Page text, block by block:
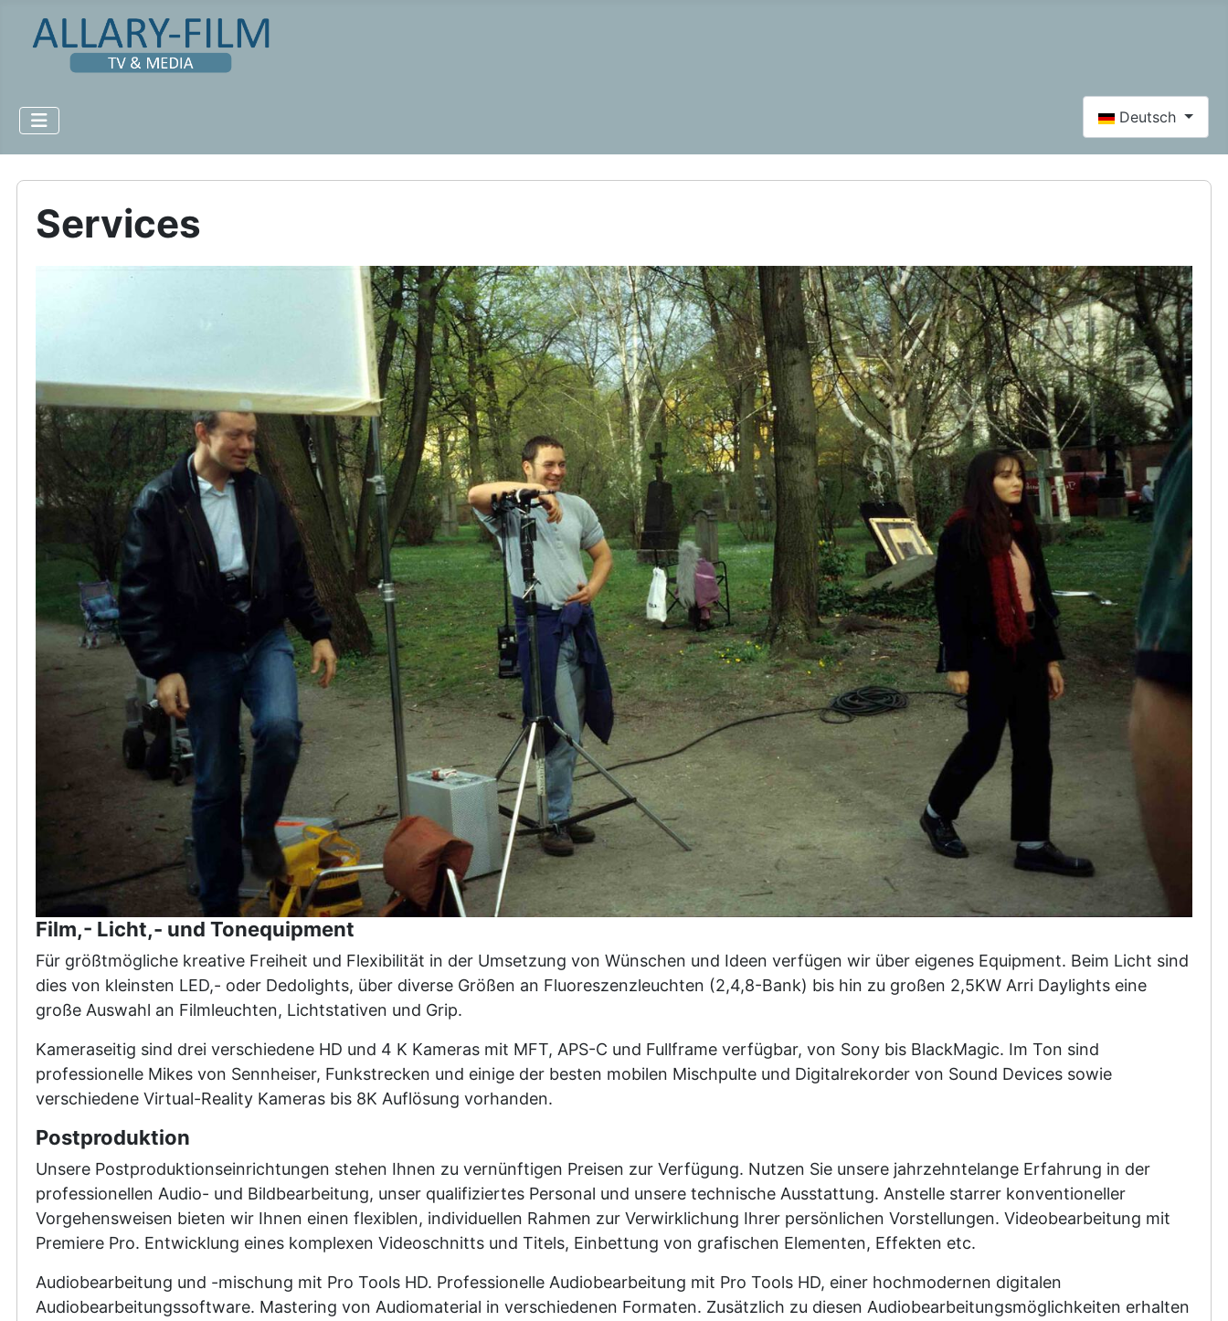
Sprache
Deutsch
Services
Film,- Licht,- und Tonequipment
Für größtmögliche kreative Freiheit und Flexibilität in der Umsetzung von Wünschen und Ideen verfügen wir über eigenes Equipment. Beim Licht sind
dies von kleinsten LED,- oder Dedolights, über diverse Größen an Fluoreszenzleuchten (2,4,8-Bank) bis hin zu großen 2,5KW Arri Daylights eine
große Auswahl an Filmleuchten, Lichtstativen und Grip.
Kameraseitig sind drei verschiedene HD und 4 K Kameras mit MFT, APS-C und Fullframe verfügbar, von Sony bis BlackMagic. Im Ton sind
professionelle Mikes von Sennheiser, Funkstrecken und einige der besten mobilen Mischpulte und Digitalrekorder von Sound Devices sowie
verschiedene Virtual-Reality Kameras bis 8K Auflösung vorhanden.
Postproduktion
Unsere Postproduktionseinrichtungen stehen Ihnen zu vernünftigen Preisen zur Verfügung. Nutzen Sie unsere jahrzehntelange Erfahrung in der
professionellen Audio- und Bildbearbeitung, unser qualifiziertes Personal und unsere technische Ausstattung. Anstelle starrer konventioneller
Vorgehensweisen bieten wir Ihnen einen flexiblen, individuellen Rahmen zur Verwirklichung Ihrer persönlichen Vorstellungen. Videobearbeitung mit
Premiere Pro. Entwicklung eines komplexen Videoschnitts und Titels, Einbettung von grafischen Elementen, Effekten etc.
Audiobearbeitung und -mischung mit Pro Tools HD. Professionelle Audiobearbeitung mit Pro Tools HD, einer hochmodernen digitalen
Audiobearbeitungssoftware. Mastering von Audiomaterial in verschiedenen Formaten. Zusätzlich zu diesen Audiobearbeitungsmöglichkeiten erhalten